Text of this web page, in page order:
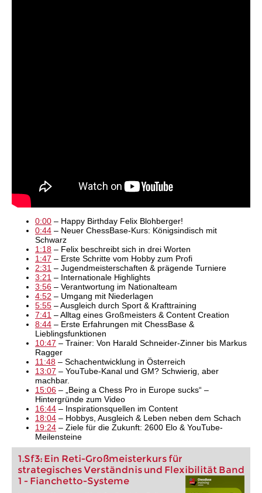
0:00 – Happy Birthday Felix Blohberger!
0:44 – Neuer ChessBase-Kurs: Königsindisch mit
Schwarz
1:18 – Felix beschreibt sich in drei Worten
1:47 – Erste Schritte vom Hobby zum Profi
2:31 – Jugendmeisterschaften & prägende Turniere
3:21 – Internationale Highlights
3:56 – Verantwortung im Nationalteam
4:52 – Umgang mit Niederlagen
5:55 – Ausgleich durch Sport & Krafttraining
7:41 – Alltag eines Großmeisters & Content Creation
8:44 – Erste Erfahrungen mit ChessBase &
Lieblingsfunktionen
10:47 – Trainer: Von Harald Schneider-Zinner bis Markus
Ragger
11:48 – Schachentwicklung in Österreich
13:07 – YouTube-Kanal und GM? Schwierig, aber
machbar.
15:06 – „Being a Chess Pro in Europe sucks“ –
Hintergründe zum Video
16:44 – Inspirationsquellen im Content
18:04 – Hobbys, Ausgleich & Leben neben dem Schach
19:24 – Ziele für die Zukunft: 2600 Elo & YouTube-
Meilensteine
1.Sf3: Ein Reti-Großmeisterkurs für
strategisches Verständnis und Flexibilität Band
1 - Fianchetto-Systeme